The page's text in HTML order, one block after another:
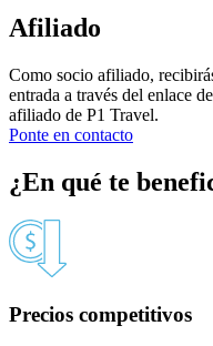
Afiliado
Como socio afiliado,
entrada a través del enlace
afiliado de P1 Travel.
Ponte en contacto
¿En qué te
Precios competitivos